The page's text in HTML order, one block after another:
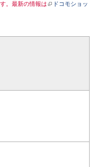
。最新の情報は
ドコモショッ